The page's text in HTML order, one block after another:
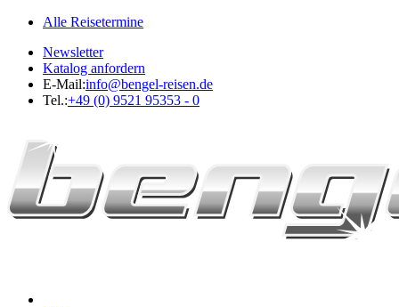
Alle Reisetermine
Newsletter
Katalog anfordern
E-Mail:info@bengel-reisen.de
Tel.:+49 (0) 9521 95353 - 0